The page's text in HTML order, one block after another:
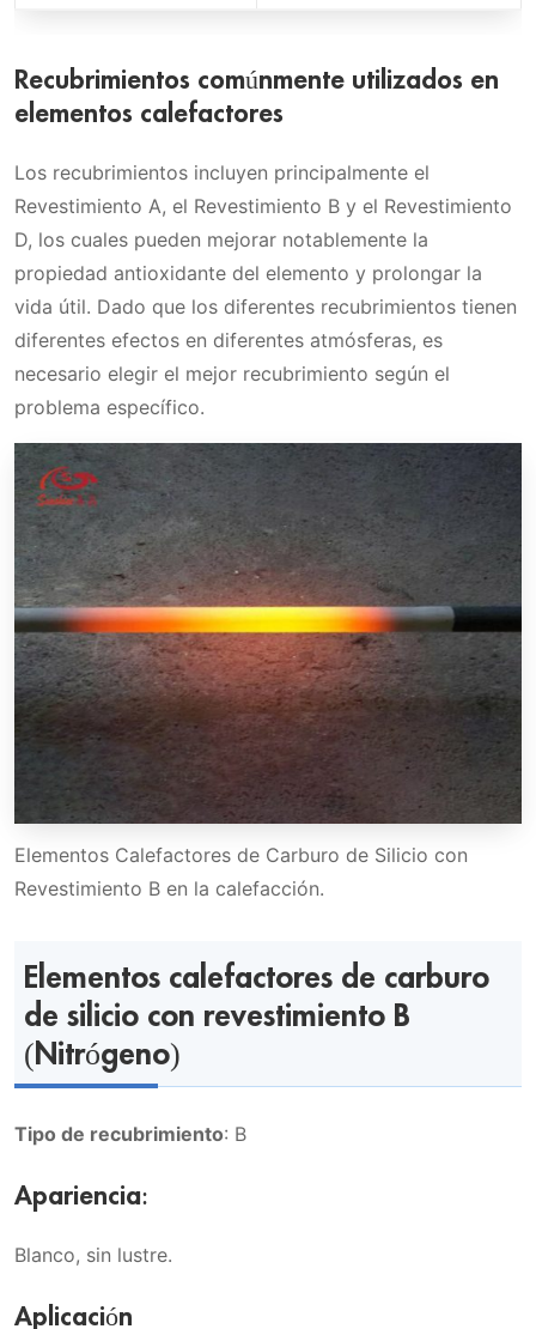
Recubrimientos comúnmente utilizados en
elementos calefactores
Los recubrimientos incluyen principalmente el
Revestimiento A, el Revestimiento B y el Revestimiento
D, los cuales pueden mejorar notablemente la
propiedad antioxidante del elemento y prolongar la
vida útil. Dado que los diferentes recubrimientos tienen
diferentes efectos en diferentes atmósferas, es
necesario elegir el mejor recubrimiento según el
problema específico.
Elementos Calefactores de Carburo de Silicio con
Revestimiento B en la calefacción.
Elementos calefactores de carburo
de silicio con revestimiento B
(Nitrógeno)
Tipo de recubrimiento: B
Apariencia:
Blanco, sin lustre.
Aplicación